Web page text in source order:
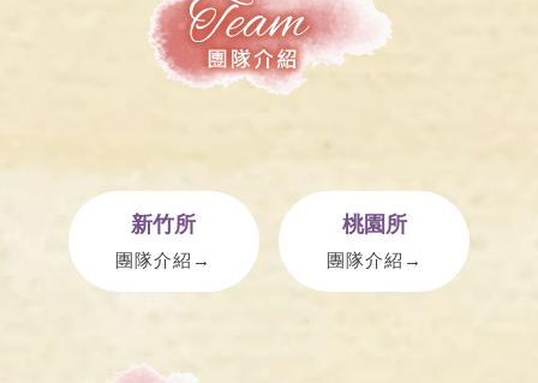
新竹所
團隊介紹→
桃園所
團隊介紹→